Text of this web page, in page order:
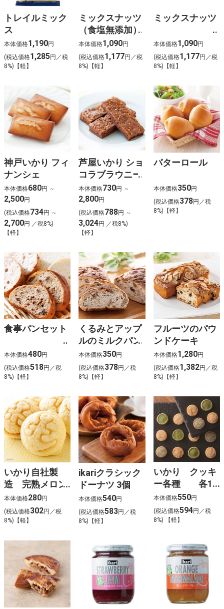
トレイルミック
ス
本体価格1,190円
(税込価格1,285円／税
8%)【軽】
ミックスナッツ
（食塩無添加）
本体価格1,090円
(税込価格1,177円／税
8%)【軽】
ミックスナッツ
本体価格1,090円
(税込価格1,177円／税
8%)【軽】
神戸いかり フィ
ナンシェ
本体価格680円 ～
2,500円
(税込価格734円 ～
2,700円 ／税8%)
【軽】
芦屋いかり ショ
コラブラウニー
本体価格730円 ～
2,800円
(税込価格788円 ～
3,024円 ／税8%)
【軽】
バターロール
本体価格350円
(税込価格378円／税
8%)【軽】
食事パンセット
本体価格480円
(税込価格518円／税
8%)【軽】
くるみとアップ
ルのミルクパン
本体価格350円
(税込価格378円／税
8%)【軽】
フルーツのパウ
ンドケーキ
本体価格1,280円
(税込価格1,382円／税
8%)【軽】
いかり自社製
造 完熟メロン
パン
本体価格280円
(税込価格302円／税
8%)【軽】
ikariクラシック
ドーナツ 3個
本体価格540円
(税込価格583円／税
8%)【軽】
いかり クッキ
ー各種 各15
枚入
本体価格550円
(税込価格594円／税
8%) 【軽】